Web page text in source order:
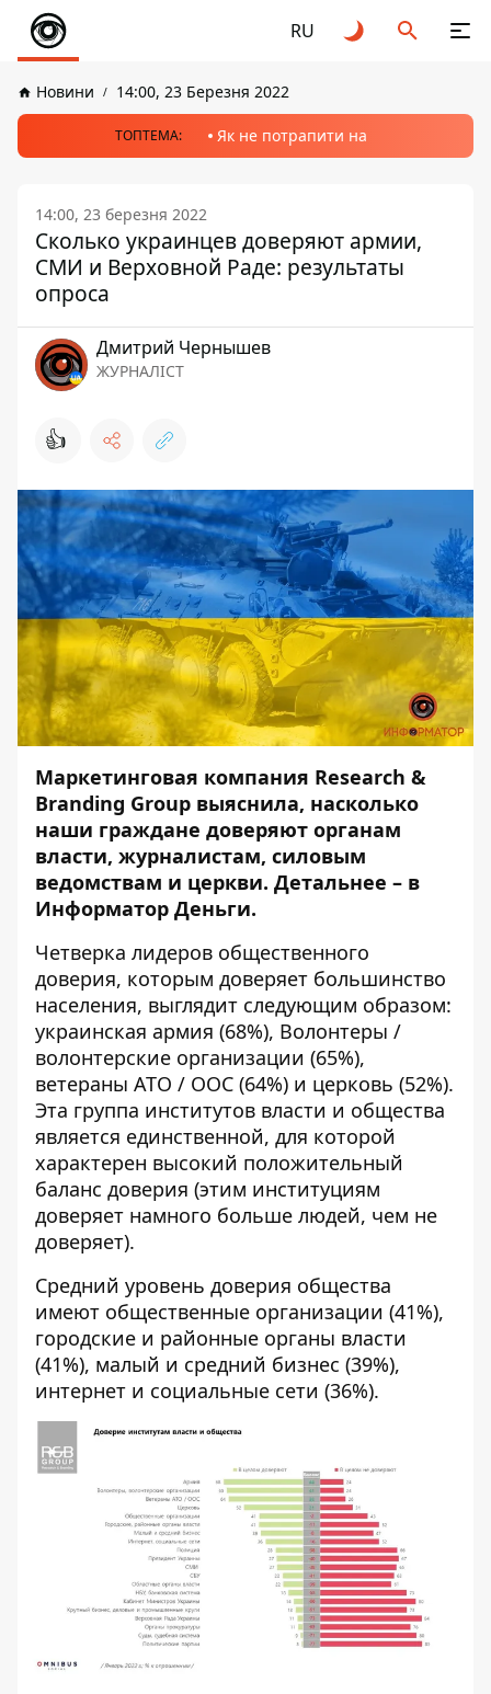
RU
Новини 14:00, 23 Березня 2022
ТОПТЕМА: Як не потрапити на
14:00, 23 березня 2022
Сколько украинцев доверяют армии,
СМИ и Верховной Раде: результаты
опроса
Дмитрий Чернышев
ЖУРНАЛІСТ
👍
Маркетинговая компания Research &
Branding Group выяснила, насколько
наши граждане доверяют органам
власти, журналистам, силовым
ведомствам и церкви. Детальнее – в
Информатор Деньги.
Четверка лидеров общественного
доверия, которым доверяет большинство
населения, выглядит следующим образом:
украинская армия (68%), Волонтеры /
волонтерские организации (65%),
ветераны АТО / ООС (64%) и церковь (52%).
Эта группа институтов власти и общества
является единственной, для которой
характерен высокий положительный
баланс доверия (этим институциям
доверяет намного больше людей, чем не
доверяет).
Средний уровень доверия общества
имеют общественные организации (41%),
городские и районные органы власти
(41%), малый и средний бизнес (39%),
интернет и социальные сети (36%).